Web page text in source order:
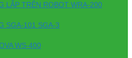
LẮP TRÊN ROBOT WRA-200
SGA-101 SGA-3
WS-400